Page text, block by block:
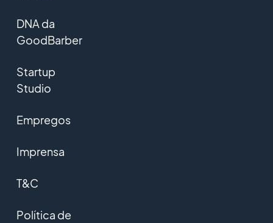
DNA da
GoodBarber
Startup
Studio
Empregos
Imprensa
T&C
Política de